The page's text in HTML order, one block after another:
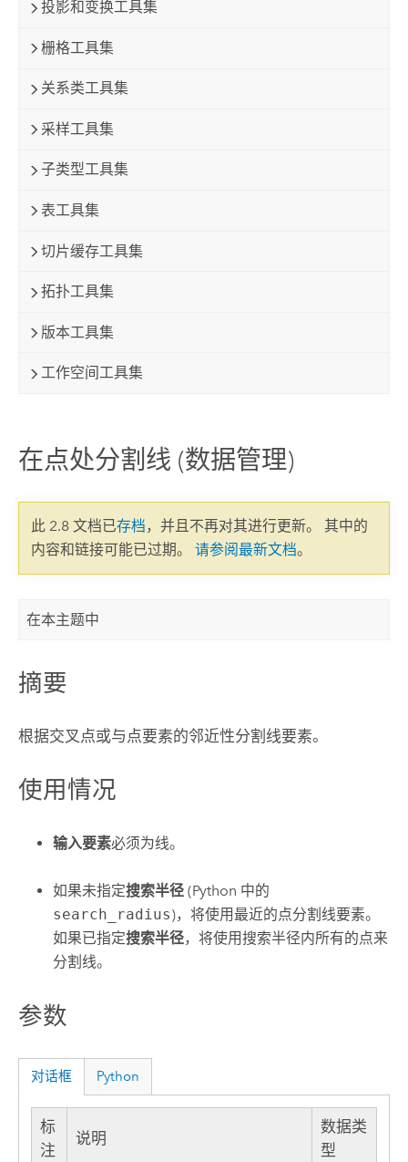
投影和变换工具集
栅格工具集
关系类工具集
采样工具集
子类型工具集
表工具集
切片缓存工具集
拓扑工具集
版本工具集
工作空间工具集
在点处分割线 (数据管理)
此 2.8 文档已存档，并且不再对其进行更新。 其中的
内容和链接可能已过期。 请参阅最新文档。
在本主题中
摘要
根据交叉点或与点要素的邻近性分割线要素。
使用情况
输入要素必须为线。
如果未指定搜索半径 (Python 中的
search_radius)，将使用最近的点分割线要素。
如果已指定搜索半径，将使用搜索半径内所有的点来
分割线。
参数
对话框 Python
标
注
说明
数据类
型